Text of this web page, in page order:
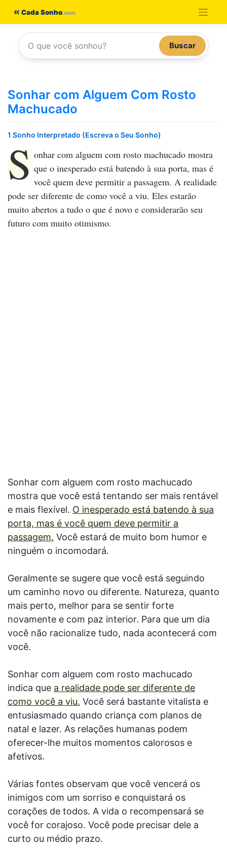
conteúdo
Cada Sonho
Buscar
Sonhar com Alguem Com Rosto
Machucado
1 Sonho Interpretado (Escreva o Seu Sonho)
S onhar com alguem com rosto machucado mostra
que o inesperado está batendo à sua porta, mas é
você quem deve permitir a passagem. A realidade
pode ser diferente de como você a viu. Eles estarão
muito abertos a tudo o que é novo e considerarão seu
futuro com muito otimismo.
Sonhar com alguem com rosto machucado
mostra que você está tentando ser mais rentável
e mais flexível. O inesperado está batendo à sua
porta, mas é você quem deve permitir a
passagem. Você estará de muito bom humor e
ninguém o incomodará.
Geralmente se sugere que você está seguindo
um caminho novo ou diferente. Natureza, quanto
mais perto, melhor para se sentir forte
novamente e com paz interior. Para que um dia
você não racionalize tudo, nada acontecerá com
você.
Sonhar com alguem com rosto machucado
indica que a realidade pode ser diferente de
como você a viu. Você será bastante vitalista e
entusiasmado quando criança com planos de
natal e lazer. As relações humanas podem
oferecer-lhe muitos momentos calorosos e
afetivos.
Várias fontes observam que você vencerá os
inimigos com um sorriso e conquistará os
corações de todos. A vida o recompensará se
você for corajoso. Você pode precisar dele a
curto ou médio prazo.